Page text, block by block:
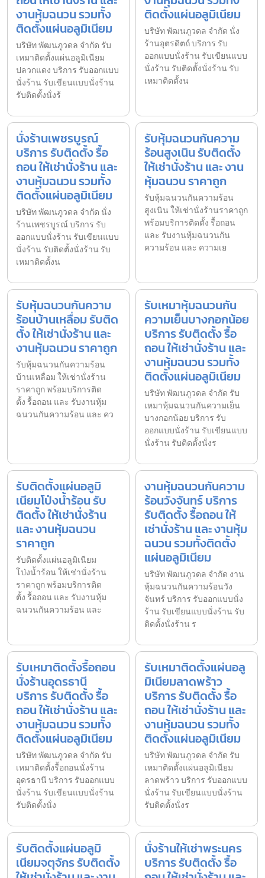
งานหุ้มฉนวน รวมทั้ง
ติดตั้งแผ่นอลูมิเนียม
บริษัท พัฒนภูวดล จำกัด รับ
เหมาติดตั้งแผ่นอลูมิเนียม
ปลวกแดง บริการ รับออกแบบ
นั่งร้าน รับเขียนแบบนั่งร้าน
รับติดตั้งนั่งร้
ติดตั้งแผ่นอลูมิเนียม
บริษัท พัฒนภูวดล จำกัด นั่ง
ร้านอุตรดิตถ์ บริการ รับ
ออกแบบนั่งร้าน รับเขียนแบบ
นั่งร้าน รับติดตั้งนั่งร้าน รับ
เหมาติดตั้งน
นั่งร้านเพชรบูรณ์
บริการ รับติดตั้ง รื้อ
ถอน ให้เช่านั่งร้าน และ
งานหุ้มฉนวน รวมทั้ง
ติดตั้งแผ่นอลูมิเนียม
บริษัท พัฒนภูวดล จำกัด นั่ง
ร้านเพชรบูรณ์ บริการ รับ
ออกแบบนั่งร้าน รับเขียนแบบ
นั่งร้าน รับติดตั้งนั่งร้าน รับ
เหมาติดตั้งน
รับหุ้มฉนวนกันความ
ร้อนสูงเนิน รับติดตั้ง
ให้เช่านั่งร้าน และ งาน
หุ้มฉนวน ราคาถูก
รับหุ้มฉนวนกันความร้อน
สูงเนิน ให้เช่านั่งร้านราคาถูก
พร้อมบริการติดตั้ง รื้อถอน
และ รับงานหุ้มฉนวนกัน
ความร้อน และ ความเย
รับหุ้มฉนวนกันความ
ร้อนบ้านเหลื่อม รับติด
ตั้ง ให้เช่านั่งร้าน และ
งานหุ้มฉนวน ราคาถูก
รับหุ้มฉนวนกันความร้อน
บ้านเหลื่อม ให้เช่านั่งร้าน
ราคาถูก พร้อมบริการติด
ตั้ง รื้อถอน และ รับงานหุ้ม
ฉนวนกันความร้อน และ คว
รับเหมาหุ้มฉนวนกัน
ความเย็นบางกอกน้อย
บริการ รับติดตั้ง รื้อ
ถอน ให้เช่านั่งร้าน และ
งานหุ้มฉนวน รวมทั้ง
ติดตั้งแผ่นอลูมิเนียม
บริษัท พัฒนภูวดล จำกัด รับ
เหมาหุ้มฉนวนกันความเย็น
บางกอกน้อย บริการ รับ
ออกแบบนั่งร้าน รับเขียนแบบ
นั่งร้าน รับติดตั้งนั่งร
รับติดตั้งแผ่นอลูมิ
เนียมโป่งน้ำร้อน รับ
ติดตั้ง ให้เช่านั่งร้าน
และ งานหุ้มฉนวน
ราคาถูก
รับติดตั้งแผ่นอลูมิเนียม
โป่งน้ำร้อน ให้เช่านั่งร้าน
ราคาถูก พร้อมบริการติด
ตั้ง รื้อถอน และ รับงานหุ้ม
ฉนวนกันความร้อน และ
งานหุ้มฉนวนกันความ
ร้อนวังจันทร์ บริการ
รับติดตั้ง รื้อถอน ให้
เช่านั่งร้าน และ งานหุ้ม
ฉนวน รวมทั้งติดตั้ง
แผ่นอลูมิเนียม
บริษัท พัฒนภูวดล จำกัด งาน
หุ้มฉนวนกันความร้อนวัง
จันทร์ บริการ รับออกแบบนั่ง
ร้าน รับเขียนแบบนั่งร้าน รับ
ติดตั้งนั่งร้าน ร
รับเหมาติดตั้งรื้อถอน
นั่งร้านอุดรธานี
บริการ รับติดตั้ง รื้อ
ถอน ให้เช่านั่งร้าน และ
งานหุ้มฉนวน รวมทั้ง
ติดตั้งแผ่นอลูมิเนียม
บริษัท พัฒนภูวดล จำกัด รับ
เหมาติดตั้งรื้อถอนนั่งร้าน
อุดรธานี บริการ รับออกแบบ
นั่งร้าน รับเขียนแบบนั่งร้าน
รับติดตั้งนั่ง
รับเหมาติดตั้งแผ่นอลู
มิเนียมลาดพร้าว
บริการ รับติดตั้ง รื้อ
ถอน ให้เช่านั่งร้าน และ
งานหุ้มฉนวน รวมทั้ง
ติดตั้งแผ่นอลูมิเนียม
บริษัท พัฒนภูวดล จำกัด รับ
เหมาติดตั้งแผ่นอลูมิเนียม
ลาดพร้าว บริการ รับออกแบบ
นั่งร้าน รับเขียนแบบนั่งร้าน
รับติดตั้งนั่งร
รับติดตั้งแผ่นอลูมิ
เนียมจตุจักร รับติดตั้ง
นั่งร้านให้เช่าพระนคร
บริการ รับติดตั้ง รื้อ